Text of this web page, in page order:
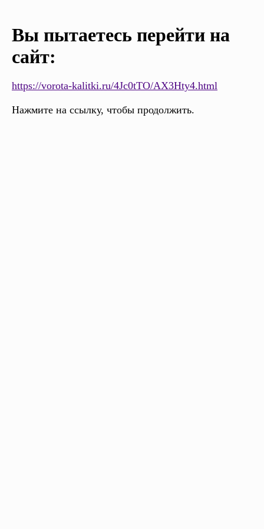
Вы пытаетесь перейти на
сайт:
https://vorota-kalitki.ru/4Jc0tTO/AX3Hty4.html
Нажмите на ссылку, чтобы продолжить.